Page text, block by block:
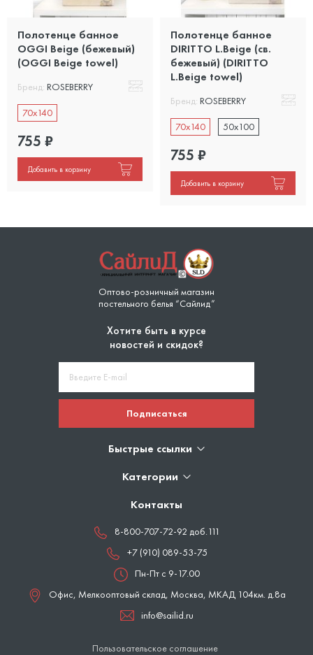
Полотенце банное
OGGI Beige (бежевый)
(OGGI Beige towel)
Бренд: ROSEBERRY
70x140
755 ₽
Добавить в корзину
Полотенце банное
DIRITTO L.Beige (св.
бежевый) (DIRITTO
L.Beige towel)
Бренд: ROSEBERRY
70x140 50x100
755 ₽
Добавить в корзину
Оптово-розничный магазин
постельного белья “Сайлид”
Хотите быть в курсе
новостей и скидок?
Подписаться
Быстрые ссылки
Категории
Контакты
8-800-707-72-92 доб.111
+7 (910) 089-53-75
Пн-Пт с 9-17.00
Офис, Мелкооптовый склад, Москва, МКАД 104км. д.8а
info@sailid.ru
Пользовательское соглашение